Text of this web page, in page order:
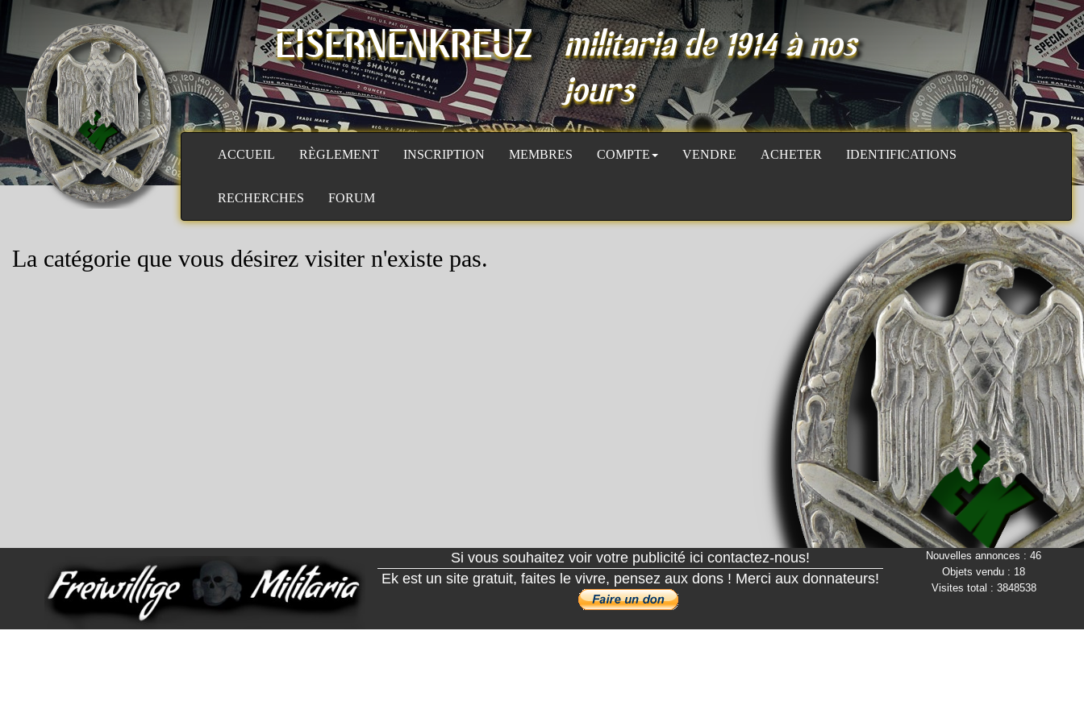
EISERNENKREUZ
militaria de 1914 à nos
jours
ACCUEIL RÈGLEMENT INSCRIPTION MEMBRES COMPTE VENDRE ACHETER IDENTIFICATIONS
RECHERCHES FORUM
La catégorie que vous désirez visiter n'existe pas.
Si vous souhaitez voir votre publicité ici contactez-nous!
Ek est un site gratuit, faites le vivre, pensez aux dons ! Merci aux donnateurs!
Nouvelles annonces : 46
Objets vendu : 18
Visites total : 3848538